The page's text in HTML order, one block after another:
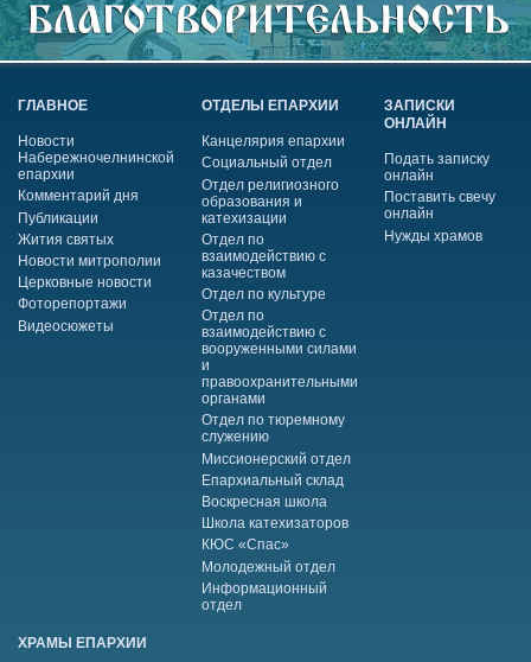
ГЛАВНОЕ
Новости
Набережночелнинской
епархии
Комментарий дня
Публикации
Жития святых
Новости митрополии
Церковные новости
Фоторепортажи
Видеосюжеты
ОТДЕЛЫ ЕПАРХИИ
Канцелярия епархии
Социальный отдел
Отдел религиозного
образования и
катехизации
Отдел по
взаимодействию с
казачеством
Отдел по культуре
Отдел по
взаимодействию с
вооруженными силами
и
правоохранительными
органами
Отдел по тюремному
служению
Миссионерский отдел
Епархиальный склад
Воскресная школа
Школа катехизаторов
КЮС «Спас»
Молодежный отдел
Информационный
отдел
ЗАПИСКИ
ОНЛАЙН
Подать записку
онлайн
Поставить свечу
онлайн
Нужды храмов
ХРАМЫ ЕПАРХИИ